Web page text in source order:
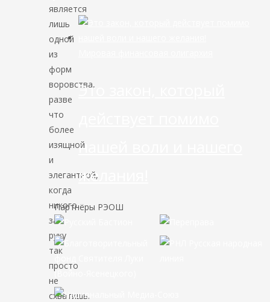
является
лишь
одной
из
форм
воровства,
разве
что
более
изящной
и
элегантной,
когда
никого
за
руку
так
просто
не
схватишь.
Это закон, который
нашей воли и нашего
желания!
Партнёры РЭОШ